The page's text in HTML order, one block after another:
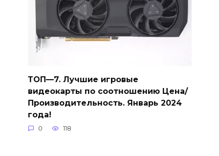
ТОП—7. Лучшие игровые
видеокарты по соотношению Цена/
Производительность. Январь 2024
года!
0 118